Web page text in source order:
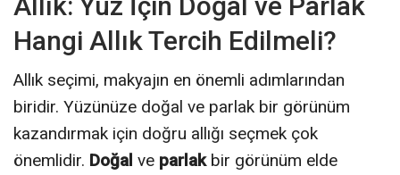
Hangi Allık Tercih Edilmeli?
Allık seçimi, makyajın en önemli adımlarından
biridir. Yüzünüze doğal ve parlak bir görünüm
kazandırmak için doğru allığı seçmek çok
önemlidir. Doğal ve parlakbir görünüm elde